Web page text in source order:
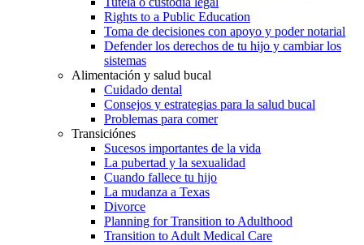
Rights to a Public Education
Toma de decisiones con apoyo y poder notarial
Defender los derechos de tu hijo y cambiar los
sistemas
Alimentación y salud bucal
Cuidado dental
Consejos y estrategias para la salud bucal
Problemas para comer
Transiciónes
Sucesos importantes de la vida
La pubertad y la sexualidad
Cuando fallece tu hijo
La mudanza a Texas
Divorce
Planning for Transition to Adulthood
Transition to Adult Medical Care